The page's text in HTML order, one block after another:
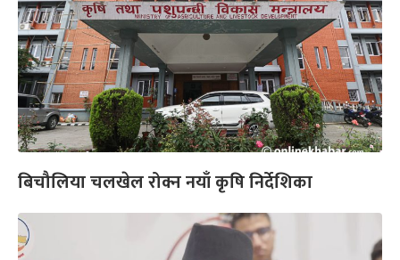
बिचौलिया चलखेल रोक्न नयाँ कृषि निर्देशिका